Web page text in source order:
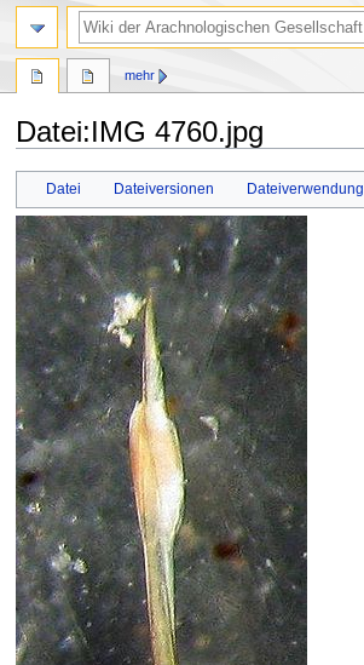
Datei:IMG 4760.jpg
springen
springen
Datei Dateiversionen Dateiverwendung
mehr